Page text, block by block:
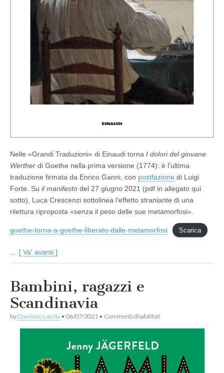
Nelle «Grandi Traduzioni» di Einaudi torna I dolori del giovane
Werther di Goethe nella prima versione (1774): è l’ultima
traduzione firmata da Enrico Ganni, con postfazione di Luigi
Forte. Su il manifesto del 27 giugno 2021 (pdf in allegato qui
sotto), Luca Crescenzi sottolinea l’effetto straniante di una
rilettura riproposta «senza il peso delle sue metamorfosi».
goethe-torna-a-goethe-liberato-dalle-metamorfosi Scarica
[ Va' avanti ]
Bambini, ragazzi e
Scandinavia
by Damiano Latella • 06/07/2021 • Commenti disabilitati